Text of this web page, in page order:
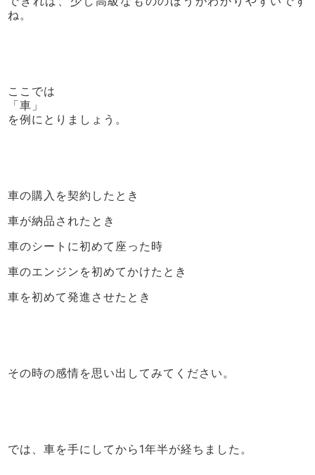
ね。
ここでは
「車」
を例にとりましょう。
車の購入を契約したとき
車が納品されたとき
車のシートに初めて座った時
車のエンジンを初めてかけたとき
車を初めて発進させたとき
その時の感情を思い出してみてください。
では、車を手にしてから1年半が経ちました。